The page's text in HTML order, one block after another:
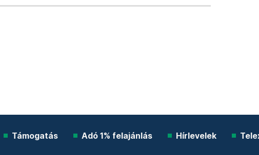
Támogatás Adó 1% felajánlás Hírlevelek